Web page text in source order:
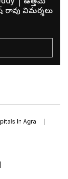
రావు విమర్శలు
In Agra